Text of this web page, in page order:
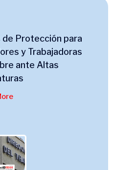
de Protección para
y Trabajadoras
ante Altas